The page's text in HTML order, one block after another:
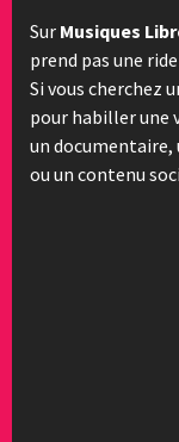
Sur Musiques
prend pas une
Si vous cherchez
pour habiller une
un documentaire,
ou un contenu